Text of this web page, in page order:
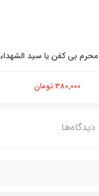
محرم بی کفن یا سید الشهداء
380,000 تومان
دیدگاه‌ها